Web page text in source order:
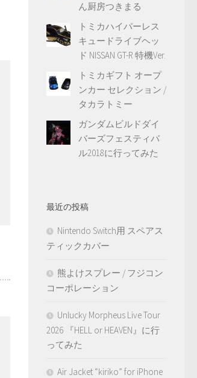
ん厨房つきまる
トミカハイパーレス
キュードライブヘッ
ド NISSAN GT-R 特機Ver.
トミカギフト オープ
ンカー セレクション /
タカラトミー
ガンダムビルドダイ
バーズフェスティバ
ル2018に行ってみた
最近の投稿
Nintendo Switch用 スペアス
ティックカバー
熊よけスプレー / フジコン
コーポレーション
Unlucky Morpheus Live Tour
2026 『HELL or HEAVEN』に行
ってみた
Air Jacket “kiriko” for iPhone